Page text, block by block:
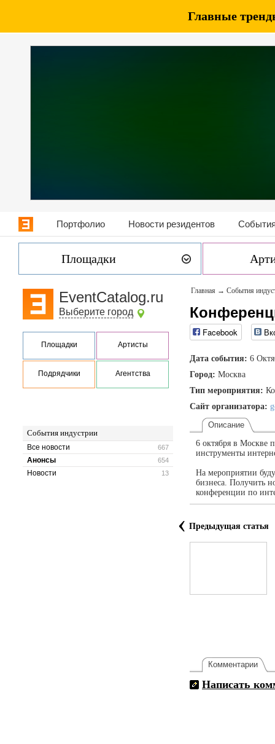
Главные
Портфолио Новости резидентов
Площадки
EventCatalog.ru
Выберите город
Площадки Артисты
Подрядчики Агентства
События индустрии
667
Все новости
654
Анонсы
13
Новости
Главная → События
Facebook
Дата события: 6
Город: Москва
Тип мероприятия:
Сайт организатора:
Описание
6 октября в Москве
инструменты
На мероприятии
бизнеса. Получить
конференции по
‹ Предыдущая статья
Комментарии
Написать